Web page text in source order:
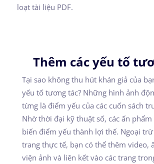
loạt tài liệu PDF.
Thêm các yếu tố
Tại sao không thu hút khán giả của
yếu tố tương tác? Những hình ảnh
từng là điểm yếu của các cuốn sách
Nhờ thời đại kỹ thuật số, các ấn
biến điểm yếu thành lợi thế. Ngoại
trang thực tế, bạn có thể thêm video,
viện ảnh và liên kết vào các trang